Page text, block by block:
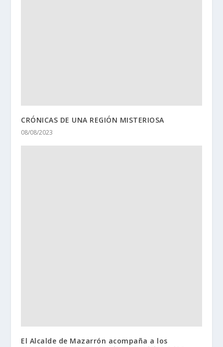
CRÓNICAS DE UNA REGIÓN MISTERIOSA
08/08/2023
El Alcalde de Mazarrón acompaña a los